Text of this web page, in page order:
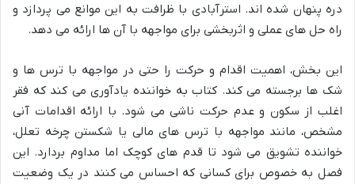
دره پنهان شده اند. استرآبادی با ظرافت به این موانع می پردازد و
راه حل های عملی و اثربخشی برای مواجهه با آن ها ارائه می دهد.
این بخش، اهمیت اقدام و حرکت را حتی در مواجهه با ترس ها و
شک ها برجسته می کند. کتاب به خواننده یادآوری می کند که فقر
اغلب از سکون و عدم حرکت ناشی می شود. با ارائه اقدامات آنی
مشخص، مانند مواجهه با ترس های مالی یا شکستن چرخه تعلل،
خواننده تشویق می شود تا قدم های کوچک اما مداوم بردارد. این
فصل به خصوص برای کسانی که احساس می کنند در یک وضعیت